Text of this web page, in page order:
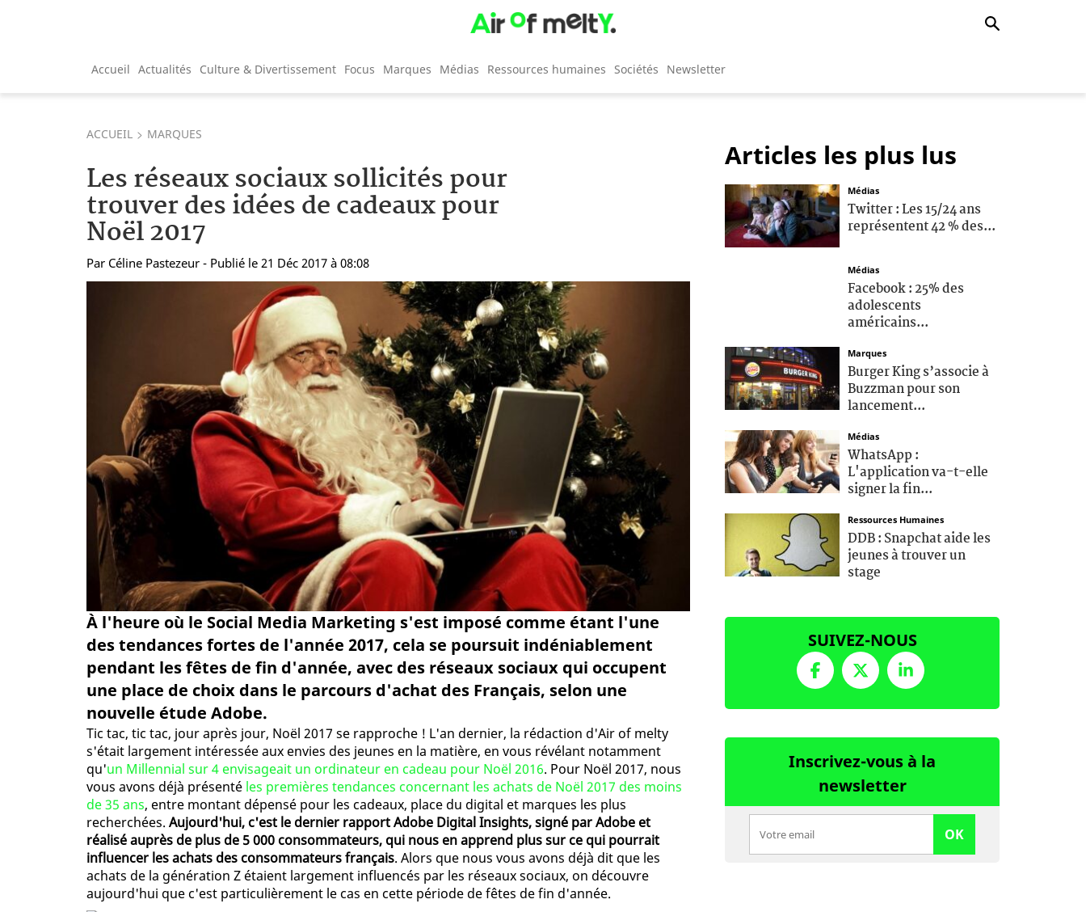
Accueil Actualités Culture & Divertissement Focus Marques Médias Ressources humaines Sociétés Newsletter
ACCUEIL MARQUES
Les réseaux sociaux sollicités pour
trouver des idées de cadeaux pour
Noël 2017
Par Céline Pastezeur - Publié le 21 Déc 2017 à 08:08
À l'heure où le Social Media Marketing s'est imposé comme étant l'une
des tendances fortes de l'année 2017, cela se poursuit indéniablement
pendant les fêtes de fin d'année, avec des réseaux sociaux qui occupent
une place de choix dans le parcours d'achat des Français, selon une
nouvelle étude Adobe.
Tic tac, tic tac, jour après jour, Noël 2017 se rapproche ! L'an dernier, la rédaction d'Air of melty
s'était largement intéressée aux envies des jeunes en la matière, en vous révélant notamment
qu'un Millennial sur 4 envisageait un ordinateur en cadeau pour Noël 2016. Pour Noël 2017, nous
vous avons déjà présenté les premières tendances concernant les achats de Noël 2017 des moins
de 35 ans, entre montant dépensé pour les cadeaux, place du digital et marques les plus
recherchées. Aujourd'hui, c'est le dernier rapport Adobe Digital Insights, signé par Adobe et
réalisé auprès de plus de 5 000 consommateurs, qui nous en apprend plus sur ce qui pourrait
influencer les achats des consommateurs français. Alors que nous vous avons déjà dit que les
achats de la génération Z étaient largement influencés par les réseaux sociaux, on découvre
aujourd'hui que c'est particulièrement le cas en cette période de fêtes de fin d'année.
Articles les plus lus
Médias
Twitter : Les 15/24 ans
représentent 42 % des...
Médias
Facebook : 25% des
adolescents
américains...
Marques
Burger King s’associe à
Buzzman pour son
lancement...
Médias
WhatsApp :
L'application va-t-elle
signer la fin...
Ressources Humaines
DDB : Snapchat aide les
jeunes à trouver un
stage
SUIVEZ-NOUS
Inscrivez-vous à la
newsletter
OK